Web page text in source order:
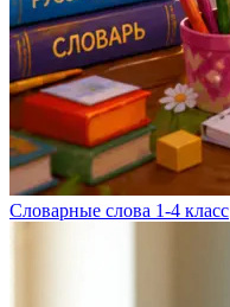
Словарные слова 1-4 класс